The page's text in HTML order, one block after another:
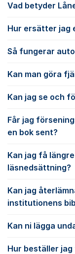
Vad betyder
Hur ersätter jag
Så fungerar
Kan man göra
Kan jag se och
Får jag
en bok sent?
Kan jag få
läsnedsättning?
Kan jag
institutionens
Kan ni lägga
Hur beställer